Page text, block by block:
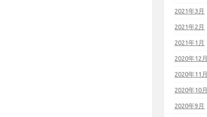
2021年3月
2021年2月
2021年1月
2020年12月
2020年11月
2020年10月
2020年9月